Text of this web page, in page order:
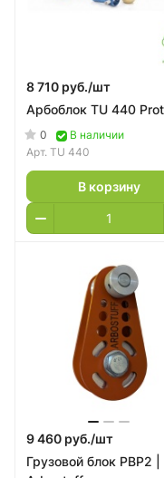
8 710 руб./шт
Арбоблок TU 440
0
В наличии
Арт. TU 440
В корзину
9 460 руб./шт
Грузовой блок РВР2 |